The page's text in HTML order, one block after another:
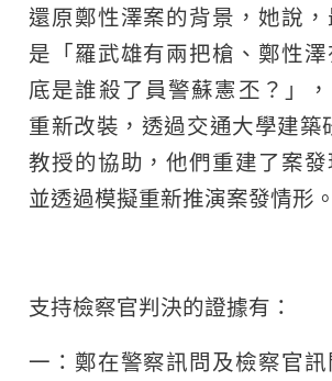
還原鄭性澤案的背景，她說
是「羅武雄有兩把槍、鄭性
底是誰殺了員警蘇憲丕？」
重新改裝，透過交通大學建築
教授的協助，他們重建了案發
並透過模擬重新推演案發情形。
支持檢察官判決的證據有：
一：鄭在警察訊問及檢察官